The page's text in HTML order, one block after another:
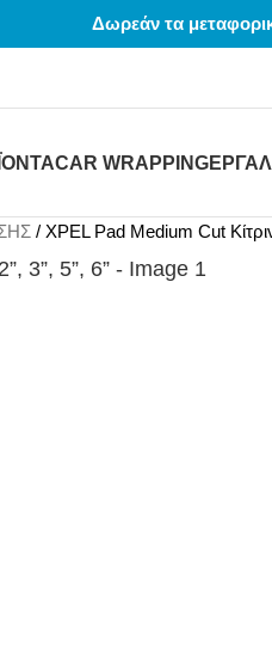
Δωρεάν τα
CAR WRAPPING
XPEL Pad Medium Cut